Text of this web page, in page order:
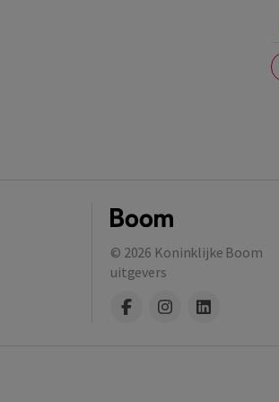
© 2026 Koninklijke Boom
uitgevers